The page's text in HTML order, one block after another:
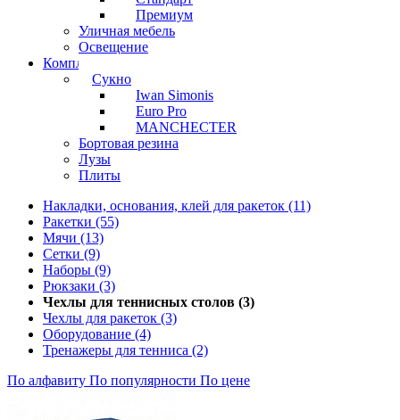
Премиум
Уличная мебель
Освещение
Комплектующие
Сукно
Iwan Simonis
Euro Pro
MANCHECTER
Бортовая резина
Лузы
Плиты
Накладки, основания, клей для ракеток (11)
Ракетки (55)
Мячи (13)
Сетки (9)
Наборы (9)
Рюкзаки (3)
Чехлы для теннисных столов (3)
Чехлы для ракеток (3)
Оборудование (4)
Тренажеры для тенниса (2)
По алфавиту По популярности По цене